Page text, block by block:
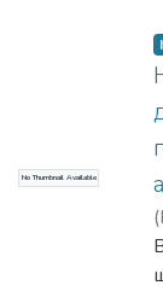
No Thumbnail Available
(